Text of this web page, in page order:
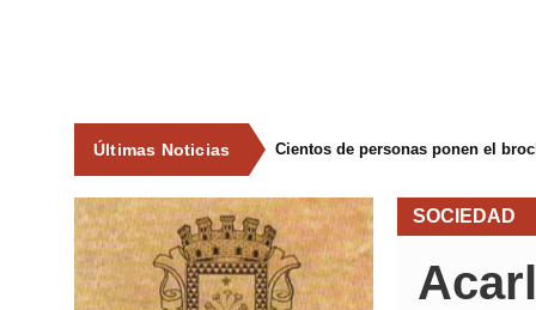
Últimas Noticias Cientos de personas ponen el
SOCIEDAD